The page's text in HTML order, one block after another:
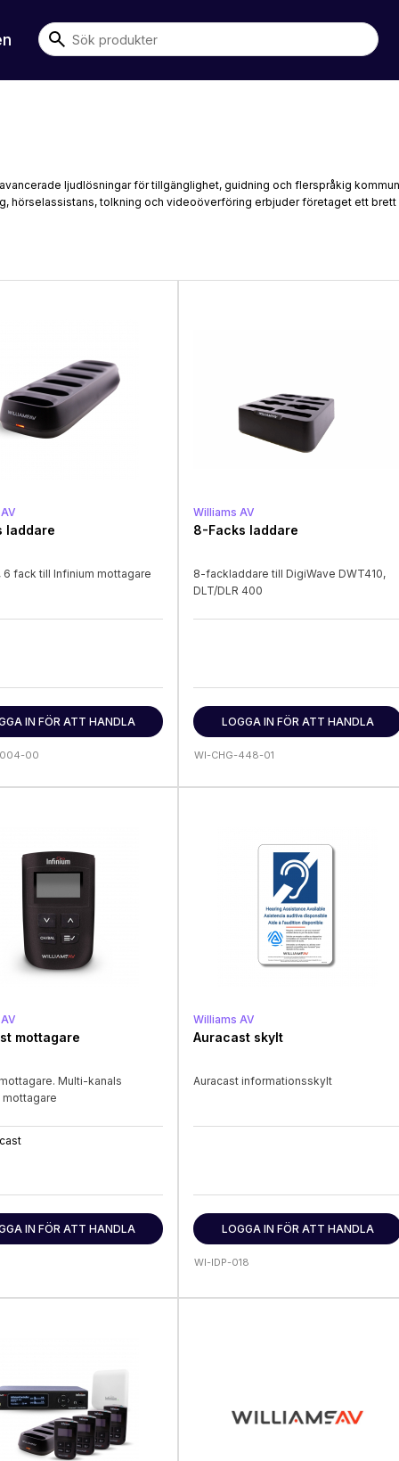
ljudlösningar för tillgänglighet, guidning och flerspråkig
hörselassistans, tolkning och videoöverföring erbjuder företaget ett
laddare
6 fack till Infinium mottagare
IN FÖR ATT HANDLA
004-00
Williams AV
8-Facks laddare
8-fackladdare till DigiWave DWT410,
DLT/DLR 400
LOGGA IN FÖR ATT HANDLA
WI-CHG-448-01
mottagare
Multi-kanals
mottagare
IN FÖR ATT HANDLA
Williams AV
Auracast skylt
Auracast informationsskylt
LOGGA IN FÖR ATT HANDLA
WI-IDP-018